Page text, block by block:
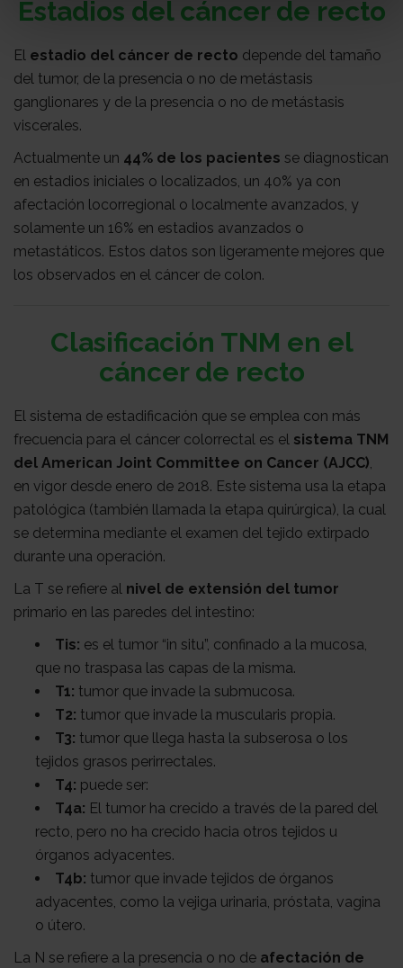
Estadios del cáncer de recto
El estadio del cáncer de recto depende del tamaño
del tumor, de la presencia o no de metástasis
ganglionares y de la presencia o no de metástasis
viscerales.
Actualmente un 44% de los pacientes se diagnostican
en estadios iniciales o localizados, un 40% ya con
afectación locorregional o localmente avanzados, y
solamente un 16% en estadios avanzados o
metastáticos. Estos datos son ligeramente mejores que
los observados en el cáncer de colon.
Clasificación TNM en el
cáncer de recto
El sistema de estadificación que se emplea con más
frecuencia para el cáncer colorrectal es el sistema TNM
del American Joint Committee on Cancer (AJCC),
en vigor desde enero de 2018. Este sistema usa la etapa
patológica (también llamada la etapa quirúrgica), la cual
se determina mediante el examen del tejido extirpado
durante una operación.
La T se refiere al nivel de extensión del tumor
primario en las paredes del intestino:
Tis: es el tumor “in situ”, confinado a la mucosa,
que no traspasa las capas de la misma.
T1: tumor que invade la submucosa.
T2: tumor que invade la muscularis propia.
T3: tumor que llega hasta la subserosa o los
tejidos grasos perirrectales.
T4: puede ser:
T4a: El tumor ha crecido a través de la pared del
recto, pero no ha crecido hacia otros tejidos u
órganos adyacentes.
T4b: tumor que invade tejidos de órganos
adyacentes, como la vejiga urinaria, próstata, vagina
o útero.
La N se refiere a la presencia o no de afectación de